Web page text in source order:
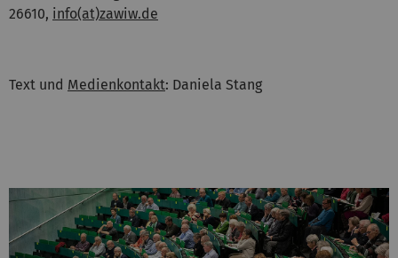
26610, info(at)zawiw.de
Text und Medienkontakt: Daniela Stang